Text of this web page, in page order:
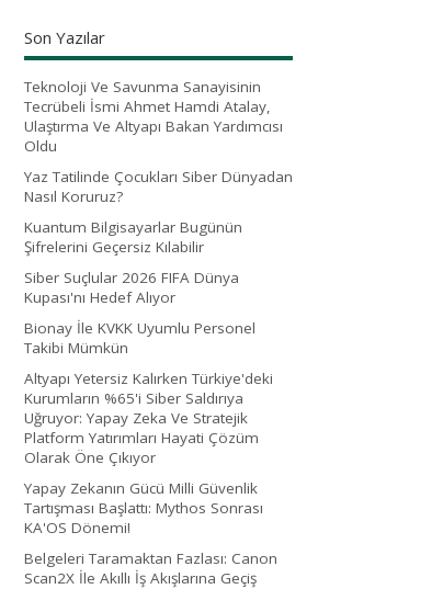
Son Yazılar
Teknoloji Ve Savunma Sanayisinin
Tecrübeli İsmi Ahmet Hamdi Atalay,
Ulaştırma Ve Altyapı Bakan Yardımcısı
Oldu
Yaz Tatilinde Çocukları Siber Dünyadan
Nasıl Koruruz?
Kuantum Bilgisayarlar Bugünün
Şifrelerini Geçersiz Kılabilir
Siber Suçlular 2026 FIFA Dünya
Kupası'nı Hedef Alıyor
Bionay İle KVKK Uyumlu Personel
Takibi Mümkün
Altyapı Yetersiz Kalırken Türkiye'deki
Kurumların %65'i Siber Saldırıya
Uğruyor: Yapay Zeka Ve Stratejik
Platform Yatırımları Hayati Çözüm
Olarak Öne Çıkıyor
Yapay Zekanın Gücü Milli Güvenlik
Tartışması Başlattı: Mythos Sonrası
KA'OS Dönemi!
Belgeleri Taramaktan Fazlası: Canon
Scan2X İle Akıllı İş Akışlarına Geçiş